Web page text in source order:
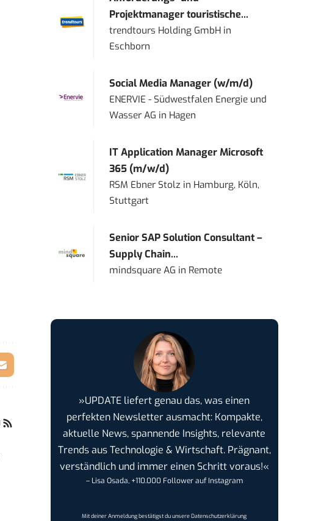
Projektmanager touristische...
trendtours Holding GmbH in
Eschborn
Social Media Manager (w/m/d)
ENERVIE - Südwestfalen Energie und
Wasser AG in Hagen
IT Application Manager Microsoft
365 (m/w/d)
RSM Ebner Stolz in Hamburg, Köln,
Stuttgart
Senior SAP Solution Consultant –
Supply Chain...
mindsquare AG in Remote
»UPDATE liefert genau das, was einen
perfekten Newsletter ausmacht: Kompakte,
aktuelle News, spannende Insights, relevante
Trends aus Technologie & Wirtschaft. Prägnant,
verständlich und immer einen Schritt voraus!«
– Lisa Osada, +110.000 Follower auf Instagram
Mit deiner Anmeldung bestätigst du unsereDatenschutzerklärung